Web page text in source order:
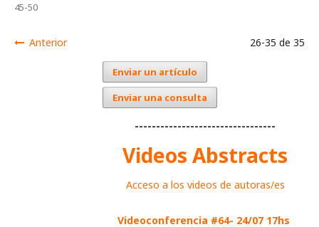
45-50
Anterior 26-35 de 35
Enviar un artículo
Enviar una consulta
---------------------------------
Videos Abstracts
Acceso a los videos de autoras/es
Videoconferencia #64- 24/07 17hs